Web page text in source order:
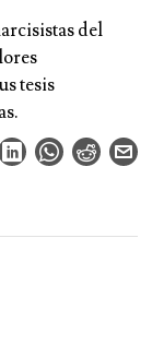
del
tesis